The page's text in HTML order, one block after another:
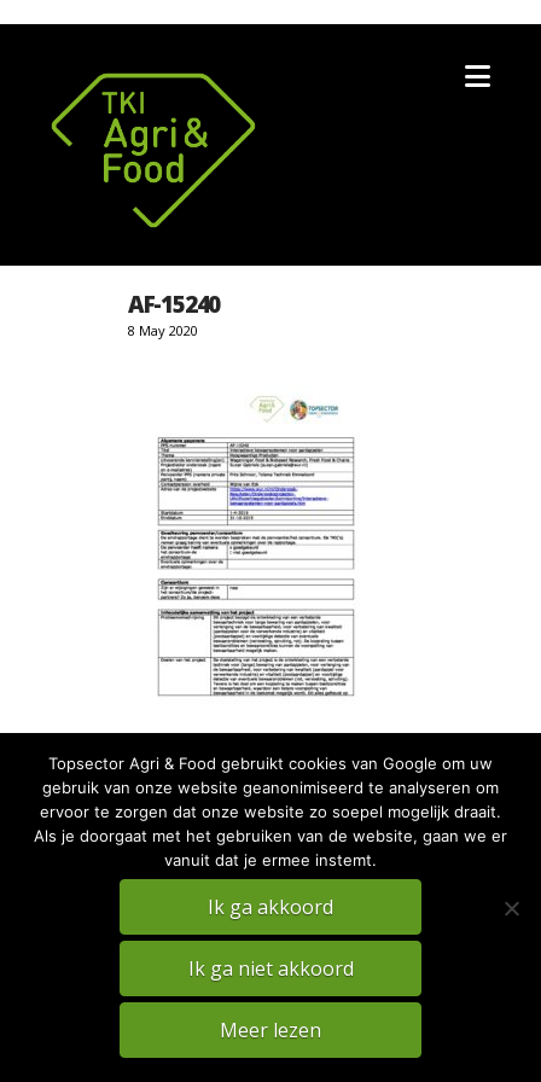
AF-15240
8 May 2020
PRIVACY DISCLAIMER
TKI Agri & Food Website
Topsector Agri & Food gebruikt cookies van Google om uw
gebruik van onze website geanonimiseerd te analyseren om
ervoor te zorgen dat onze website zo soepel mogelijk draait.
Als je doorgaat met het gebruiken van de website, gaan we er
vanuit dat je ermee instemt.
Ik ga akkoord
Ik ga niet akkoord
Meer lezen